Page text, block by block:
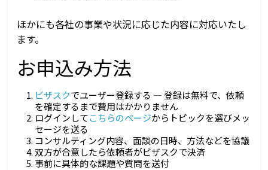
ほかにも各社の事業や状況に応じた内容に対応いたし
ます。
お申込み方法
ビザスクでユーザー登録する ― 登録は無料で、依頼
を確定するまで費用はかかりません
ログインしてこちらのページからトピックを選びメッ
セージを送る
コンサルティング内容、面談の日時、方法などを協議
双方が合意したら依頼者がビザスクで決済
事前に具体的な課題や質問を送付